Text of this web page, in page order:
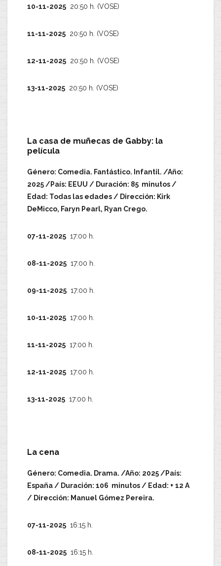
10-11-2025 20:50 h. (VOSE)
11-11-2025 20:50 h. (VOSE)
12-11-2025 20:50 h. (VOSE)
13-11-2025 20:50 h. (VOSE)
La casa de muñecas de Gabby: la
película
Género: Comedia. Fantástico. Infantil. /Año:
2025 /País: EEUU / Duración: 85 minutos /
Edad: Todas las edades / Dirección: Kirk
DeMicco, Faryn Pearl, Ryan Crego.
07-11-2025 17:00 h.
08-11-2025 17:00 h.
09-11-2025 17:00 h.
10-11-2025 17:00 h.
11-11-2025 17:00 h.
12-11-2025 17:00 h.
13-11-2025 17:00 h.
La cena
Género: Comedia. Drama. /Año: 2025 /País:
España / Duración: 106 minutos / Edad: + 12 A
/ Dirección: Manuel Gómez Pereira.
07-11-2025 16:15 h.
08-11-2025 16:15 h.